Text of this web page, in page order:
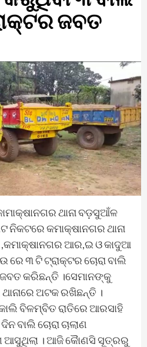
ଜବତ
ଥାନା ବଡ଼ସୁଆଁଳ
ନିକଟରେ କମାକ୍ଷାନଗର ଥାନା
ଆର,ଇ ଓ କାଦୁଆ
୩ ଟି ଟ୍ରାକ୍ଟର ଚୋରା ବାଲି
କରିଛନ୍ତି ।ସେମାନଙ୍କୁ
ଅଟକ ରଖିଛନ୍ତି ।
ବିଳମ୍ବିତ ରାତିରେ ଆରସାହି
ବାଲି ଚୋରା ଚାଲାଣ
ଆସୁଥିଲା । ଆଜି କୋୖଣସି ସୂତ୍ରରୁ